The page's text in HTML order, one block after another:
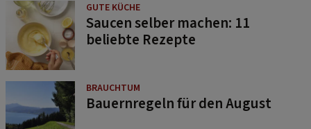
GUTE KÜCHE
Saucen selber machen: 11
beliebte Rezepte
BRAUCHTUM
Bauernregeln für den August